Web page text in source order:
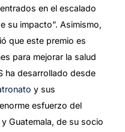
en el escalado
su impacto”. Asimismo,
que este premio es
para mejorar la salud
ha desarrollado desde
y sus
esfuerzo del
Guatemala, de su socio